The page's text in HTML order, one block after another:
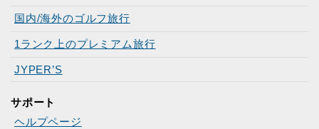
国内/海外のゴルフ旅行
1ランク上のプレミアム旅行
JYPER’S
サポート
ヘルプページ